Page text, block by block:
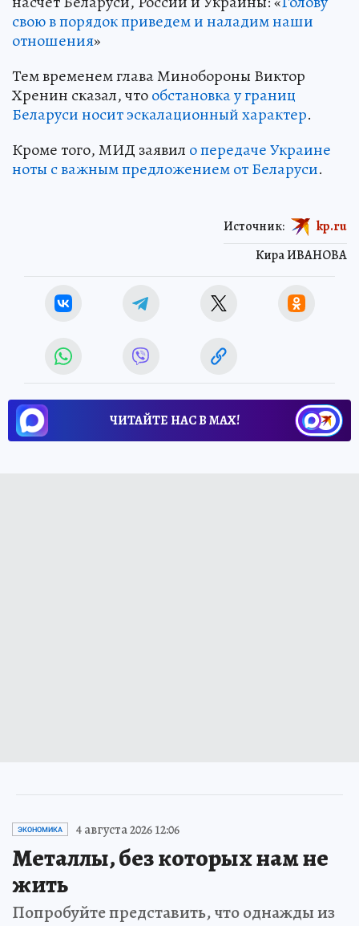
свою в порядок приведем и наладим наши
отношения»
Тем временем глава Минобороны Виктор
Хренин сказал, чтообстановка у границ
Беларуси носит эскалационный характер.
Кроме того, МИД заявил о передаче Украине
ноты с важным предложением от Беларуси.
Кира ИВАНОВА
Источник: kp.ru
ЧИТАЙТЕ НАС В МАХ!
ЭКОНОМИКА 4 августа 2026 12:06
Металлы, без которых нам не
жить
Попробуйте представить, что однажды из